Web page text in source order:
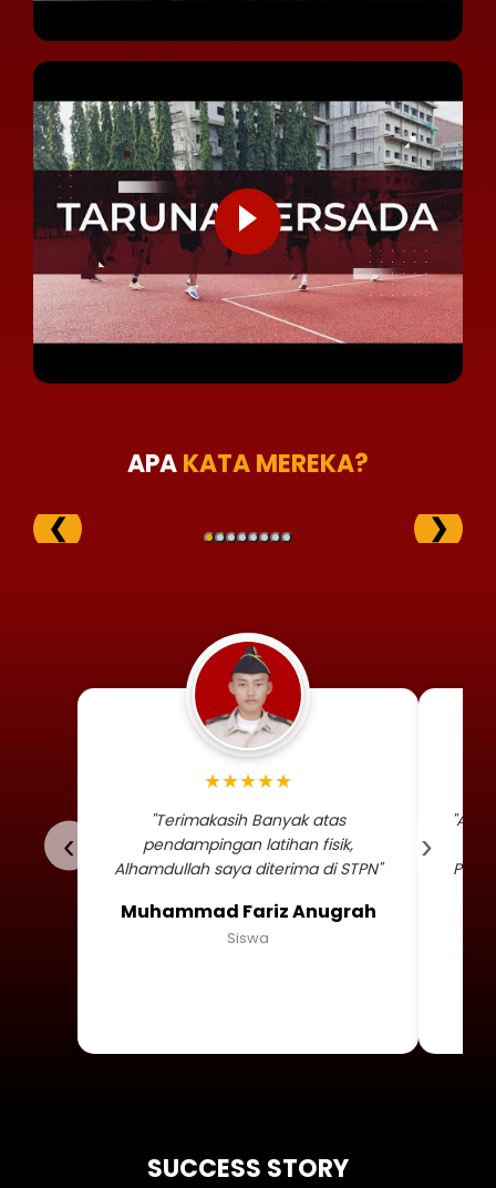
APAKATA MEREKA?
❮ ❯
‹
Foto profil siswa
★★★★★
"Terimakasih Banyak atas
pendampingan latihan fisik,
Alhamdullah saya diterima di STPN"
Muhammad Fariz Anugrah
Siswa
›
SUCCESS STORY